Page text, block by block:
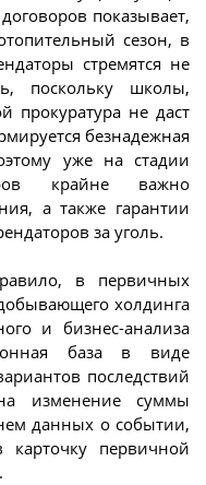
показывает,
сезон, в
стремятся не
поскольку школы,
прокуратура не даст
безнадежная
уже на стадии
крайне важно
а также гарантии
за уголь.
в первичных
холдинга
и бизнес-анализа
база в виде
последствий
изменение суммы
данных о событии,
первичной